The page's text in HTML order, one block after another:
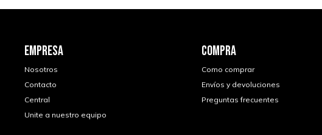
EMPRESA
Nosotros
Contacto
Central
Unite a nuestro equipo
COMPRA
Como comprar
Envíos y devoluciones
Preguntas frecuentes